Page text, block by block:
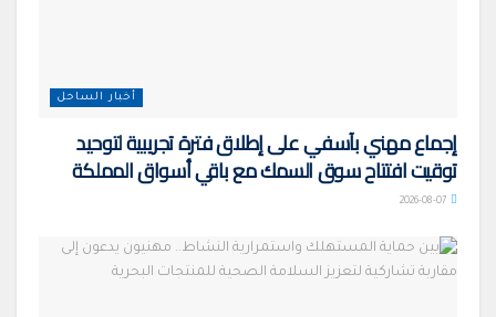
أخبار الساحل
إجماع مهني بآسفي على إطلاق فترة تجريبية لتوحيد
توقيت افتتاح سوق السمك مع باقي أسواق المملكة